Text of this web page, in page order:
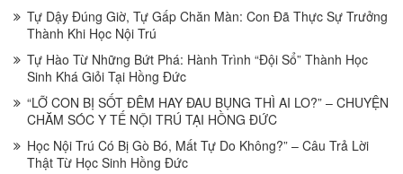
Tự Dậy Đúng Giờ, Tự Gấp Chăn Màn: Con Đã Thực Sự Trưởng
Thành Khi Học Nội Trú
Tự Hào Từ Những Bứt Phá: Hành Trình “Đội Sổ” Thành Học
Sinh Khá Giỏi Tại Hồng Đức
“LỠ CON BỊ SỐT ĐÊM HAY ĐAU BỤNG THÌ AI LO?” – CHUYỆN
CHĂM SÓC Y TẾ NỘI TRÚ TẠI HỒNG ĐỨC
Học Nội Trú Có Bị Gò Bó, Mất Tự Do Không?” – Câu Trả Lời
Thật Từ Học Sinh Hồng Đức